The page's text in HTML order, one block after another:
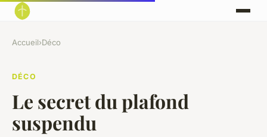
Accueil›Déco
DÉCO
Le secret du plafond
suspendu